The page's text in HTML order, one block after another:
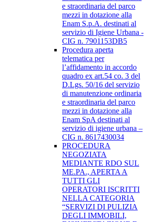
e straordinaria del parco
mezzi in dotazione alla
Enam S.p.A. destinati al
servizio di Igiene Urbana -
CIG n. 7901153DB5
Procedura aperta
telematica per
l’affidamento in accordo
quadro ex art.54 co. 3 del
D.Lgs. 50/16 del servizio
di manutenzione ordinaria
e straordinaria del parco
mezzi in dotazione alla
Enam SpA destinati al
servizio di igiene urbana –
CIG n. 8617430034
PROCEDURA
NEGOZIATA
MEDIANTE RDO SUL
ME.PA., APERTA A
TUTTI GLI
OPERATORI ISCRITTI
NELLA CATEGORIA
“SERVIZI DI PULIZIA
DEGLI IMMOBILI,